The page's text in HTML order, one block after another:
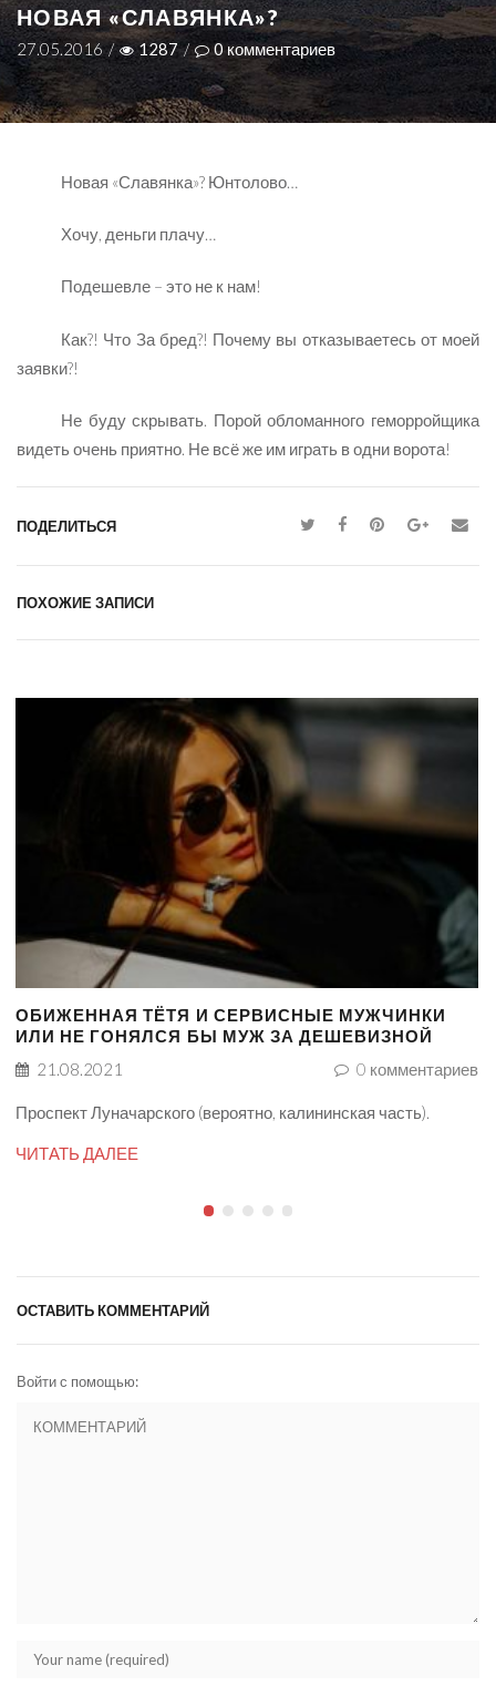
НОВАЯ «СЛАВЯНКА»?
27.05.2016 / 1287 / 0комментариев
Новая «Славянка»? Юнтолово…
Хочу, деньги плачу…
Подешевле – это не к нам!
Как?! Что За бред?! Почему вы отказываетесь от моей
заявки?!
Не буду скрывать. Порой обломанного геморройщика
видеть очень приятно. Не всё же им играть в одни ворота!
ПОДЕЛИТЬСЯ
ПОХОЖИЕ ЗАПИСИ
ОБИЖЕННАЯ ТЁТЯ И СЕРВИСНЫЕ МУЖЧИНКИ
ИЛИ НЕ ГОНЯЛСЯ БЫ МУЖ ЗА ДЕШЕВИЗНОЙ
21.08.2021
0 комментариев
Проспект Луначарского (вероятно, калининская часть).
ЧИТАТЬ ДАЛЕЕ
ОСТАВИТЬ КОММЕНТАРИЙ
Войти с помощью: